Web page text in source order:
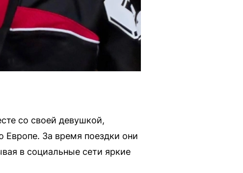
со своей девушкой,
Европе. За время поездки они
в социальные сети яркие